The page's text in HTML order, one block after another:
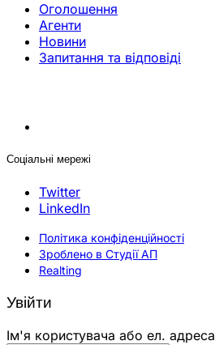
Оголошення
Агенти
Новини
Запитання та відповіді
Соціальні мережі
Twitter
LinkedIn
Політика конфіденційності
Зроблено в Студії АП
Realting
Увійти
Ім'я користувача або ел. адреса